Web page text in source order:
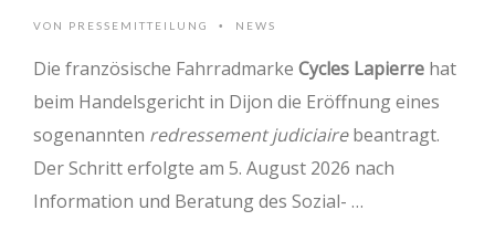
VON PRESSEMITTEILUNG • NEWS
Die französische Fahrradmarke Cycles Lapierre hat
beim Handelsgericht in Dijon die Eröffnung eines
sogenannten redressement judiciairebeantragt.
Der Schritt erfolgte am 5. August 2026 nach
Information und Beratung des Sozial- …